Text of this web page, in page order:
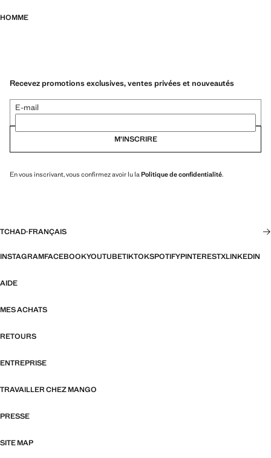
HOMME
Recevez promotions exclusives, ventes privées et nouveautés
E-mail
M’INSCRIRE
En vous inscrivant, vous confirmez avoir lu la Politique de confidentialité.
TCHAD·FRANÇAIS
INSTAGRAMFACEBOOKYOUTUBETIKTOKSPOTIFYPINTERESTXLINKEDIN
AIDE
MES ACHATS
RETOURS
ENTREPRISE
TRAVAILLER CHEZ MANGO
PRESSE
SITE MAP